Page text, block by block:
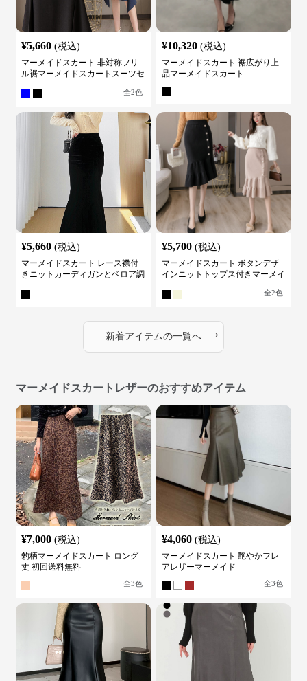
¥5,660 (税込)
マーメイドスカート 非対称フリ
ル裾マーメイドスカートスーツセ
全2色
¥10,320 (税込)
マーメイドスカート 裾広がり上
品マーメイドスカート
¥5,660 (税込)
マーメイドスカート レース襟付
きニットカーディガンとベロア調
¥5,700 (税込)
マーメイドスカート ボタンデザ
インニットトップス付きマーメイ
全2色
新着アイテムの一覧へ ›
マーメイドスカートレザーのおすすめアイテム
¥7,000 (税込)
豹柄マーメイドスカート ロング
丈 初回送料無料
全3色
¥4,060 (税込)
マーメイドスカート 艶やかフレ
アレザーマーメイド
全3色